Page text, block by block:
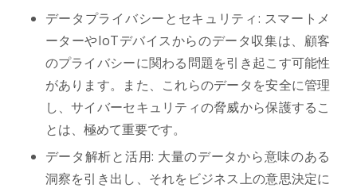
データプライバシーとセキュリティ: スマートメ
ーターやIoTデバイスからのデータ収集は、顧客
のプライバシーに関わる問題を引き起こす可能性
があります。また、これらのデータを安全に管理
し、サイバーセキュリティの脅威から保護するこ
とは、極めて重要です。
データ解析と活用: 大量のデータから意味のある
洞察を引き出し、それをビジネス上の意思決定に